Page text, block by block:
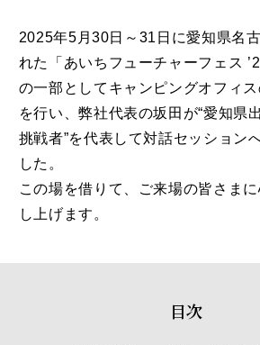
2025年5月30日～31日に愛知県名
れた「あいちフューチャーフェス
の一部としてキャンピングオフィ
を行い、弊社代表の坂田が“愛知県
挑戦者”を代表して対話セッション
した。
この場を借りて、ご来場の皆さま
し上げます。
目次